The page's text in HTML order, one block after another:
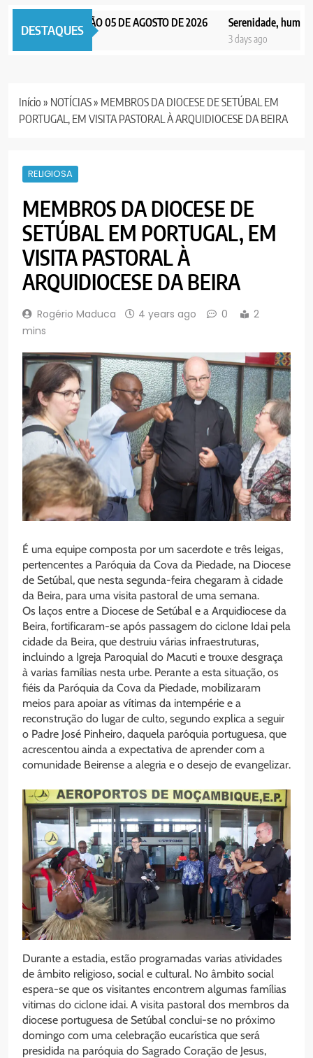
DESTAQUES
NOTICIAS EDIÇÃO 05 DE AGOSTO DE 2026
ago
Serenidade,
3 days ago
Início » NOTÍCIAS» MEMBROS DA DIOCESE DE SETÚBAL EM
PORTUGAL, EM VISITA PASTORAL À ARQUIDIOCESE DA BEIRA
RELIGIOSA
MEMBROS DA DIOCESE DE
SETÚBAL EM PORTUGAL, EM
VISITA PASTORAL À
ARQUIDIOCESE DA BEIRA
Rogério Maduca 4 years ago 0
2
mins
É uma equipe composta por um sacerdote e três leigas,
pertencentes a Paróquia da Cova da Piedade, na Diocese
de Setúbal, que nesta segunda-feira chegaram à cidade
da Beira, para uma visita pastoral de uma semana.
Os laços entre a Diocese de Setúbal e a Arquidiocese da
Beira, fortificaram-se após passagem do ciclone Idai pela
cidade da Beira, que destruiu várias infraestruturas,
incluindo a Igreja Paroquial do Macuti e trouxe desgraça
à varias famílias nesta urbe. Perante a esta situação, os
fiéis da Paróquia da Cova da Piedade, mobilizaram
meios para apoiar as vítimas da intempérie e a
reconstrução do lugar de culto, segundo explica a seguir
o Padre José Pinheiro, daquela paróquia portuguesa, que
acrescentou ainda a expectativa de aprender com a
comunidade Beirense a alegria e o desejo de evangelizar.
Durante a estadia, estão programadas varias atividades
de âmbito religioso, social e cultural. No âmbito social
espera-se que os visitantes encontrem algumas famílias
vitimas do ciclone idai. A visita pastoral dos membros da
diocese portuguesa de Setúbal conclui-se no próximo
domingo com uma celebração eucarística que será
presidida na paróquia do Sagrado Coração de Jesus,